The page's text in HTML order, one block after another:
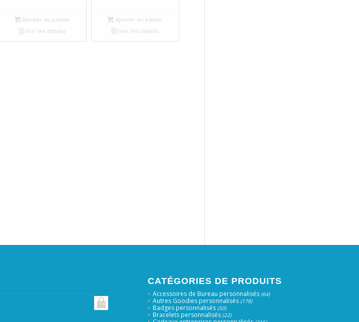
Ajouter au panier
Voir les détails
Ajouter au panier
Voir les détails
CATÉGORIES DE PRODUITS
Accessoires de Bureau personnalisés (64)
Autres Goodies personnalisés (178)
Badges personnalisés (50)
Bracelets personnalisés (22)